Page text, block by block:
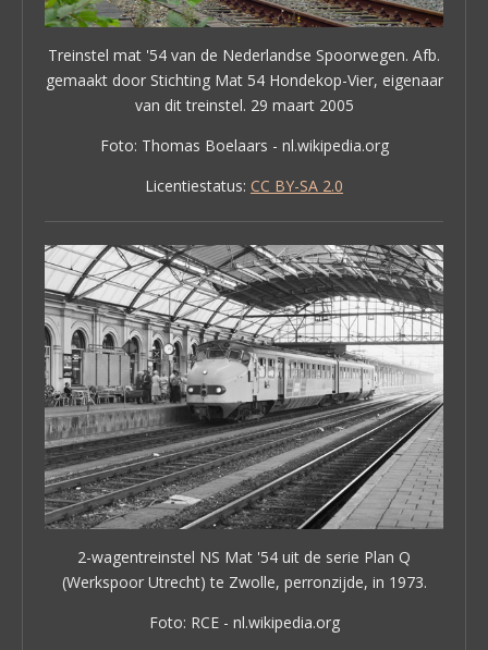
Treinstel mat '54 van de Nederlandse Spoorwegen. Afb.
gemaakt door Stichting Mat 54 Hondekop-Vier, eigenaar
van dit treinstel. 29 maart 2005
Foto: Thomas Boelaars - nl.wikipedia.org
Licentiestatus: CC BY-SA 2.0
2-wagentreinstel NS Mat '54 uit de serie Plan Q
(Werkspoor Utrecht) te Zwolle, perronzijde, in 1973.
Foto: RCE - nl.wikipedia.org